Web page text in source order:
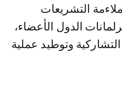
التشريعات
الدول الأعضاء،
وتوطيد عملية